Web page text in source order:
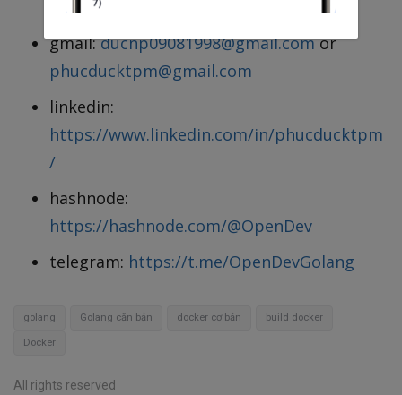
507328049
gmail:ducnp09081998@gmail.comor
phucducktpm@gmail.com
linkedin:
https://www.linkedin.com/in/phucducktpm
/
hashnode:
https://hashnode.com/@OpenDev
telegram: https://t.me/OpenDevGolang
golang Golang căn bản docker cơ bản build docker
Docker
All rights reserved